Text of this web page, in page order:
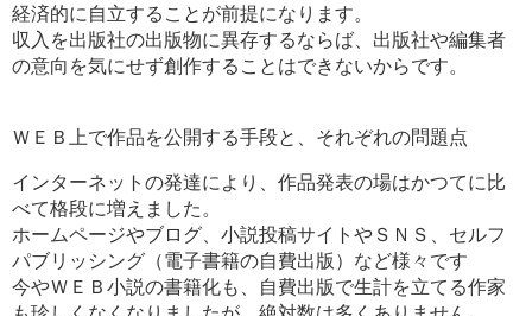
経済的に自立することが前提になります。
収入を出版社の出版物に異存するならば、出版社や編集者
の意向を気にせず創作することはできないからです。
ＷＥＢ上で作品を公開する手段と、それぞれの問題点
インターネットの発達により、作品発表の場はかつてに比
べて格段に増えました。
ホームページやブログ、小説投稿サイトやＳＮＳ、セルフ
パブリッシング（電子書籍の自費出版）など様々です
今やＷＥＢ小説の書籍化も、自費出版で生計を立てる作家